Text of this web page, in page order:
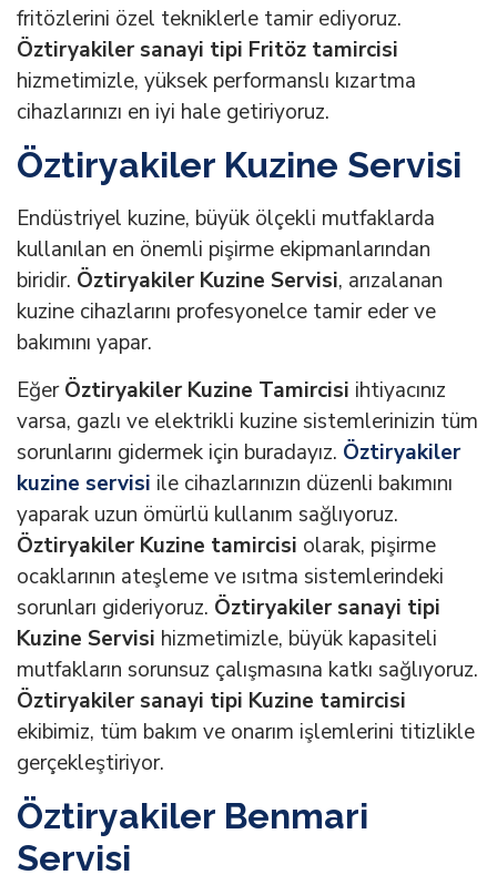
fritözlerini özel tekniklerle tamir ediyoruz.
Öztiryakiler sanayi tipi Fritöz tamircisi
hizmetimizle, yüksek performanslı kızartma
cihazlarınızı en iyi hale getiriyoruz.
Öztiryakiler Kuzine Servisi
Endüstriyel kuzine, büyük ölçekli mutfaklarda
kullanılan en önemli pişirme ekipmanlarından
biridir. Öztiryakiler Kuzine Servisi, arızalanan
kuzine cihazlarını profesyonelce tamir eder ve
bakımını yapar.
EğerÖztiryakiler Kuzine Tamircisi ihtiyacınız
varsa, gazlı ve elektrikli kuzine sistemlerinizin tüm
sorunlarını gidermek için buradayız. Öztiryakiler
kuzine servisi ile cihazlarınızın düzenli bakımını
yaparak uzun ömürlü kullanım sağlıyoruz.
Öztiryakiler Kuzine tamircisi olarak, pişirme
ocaklarının ateşleme ve ısıtma sistemlerindeki
sorunları gideriyoruz. Öztiryakiler sanayi tipi
Kuzine Servisi hizmetimizle, büyük kapasiteli
mutfakların sorunsuz çalışmasına katkı sağlıyoruz.
Öztiryakiler sanayi tipi Kuzine tamircisi
ekibimiz, tüm bakım ve onarım işlemlerini titizlikle
gerçekleştiriyor.
Öztiryakiler Benmari
Servisi